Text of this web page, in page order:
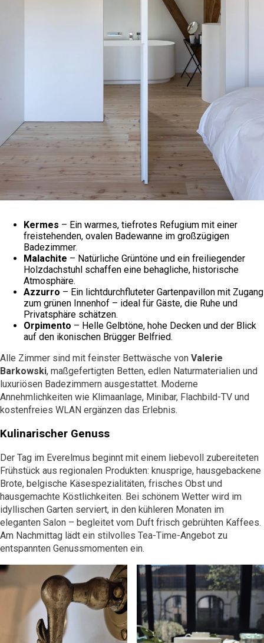
Kermes – Ein warmes, tiefrotes Refugium mit einer
freistehenden, ovalen Badewanne im großzügigen
Badezimmer.
Malachite – Natürliche Grüntöne und ein freiliegender
Holzdachstuhl schaffen eine behagliche, historische
Atmosphäre.
Azzurro – Ein lichtdurchfluteter Gartenpavillon mit Zugang
zum grünen Innenhof – ideal für Gäste, die Ruhe und
Privatsphäre schätzen.
Orpimento – Helle Gelbtöne, hohe Decken und der Blick
auf den ikonischen Brügger Belfried.
Alle Zimmer sind mit feinster Bettwäsche von Valerie
Barkowski, maßgefertigten Betten, edlen Naturmaterialien und
luxuriösen Badezimmern ausgestattet. Moderne
Annehmlichkeiten wie Klimaanlage, Minibar, Flachbild-TV und
kostenfreies WLAN ergänzen das Erlebnis.
Kulinarischer Genuss
Der Tag im Everelmus beginnt mit einem liebevoll zubereiteten
Frühstück aus regionalen Produkten: knusprige, hausgebackene
Brote, belgische Käsespezialitäten, frisches Obst und
hausgemachte Köstlichkeiten. Bei schönem Wetter wird im
idyllischen Garten serviert, in den kühleren Monaten im
eleganten Salon – begleitet vom Duft frisch gebrühten Kaffees.
Am Nachmittag lädt ein stilvolles Tea-Time-Angebot zu
entspannten Genussmomenten ein.